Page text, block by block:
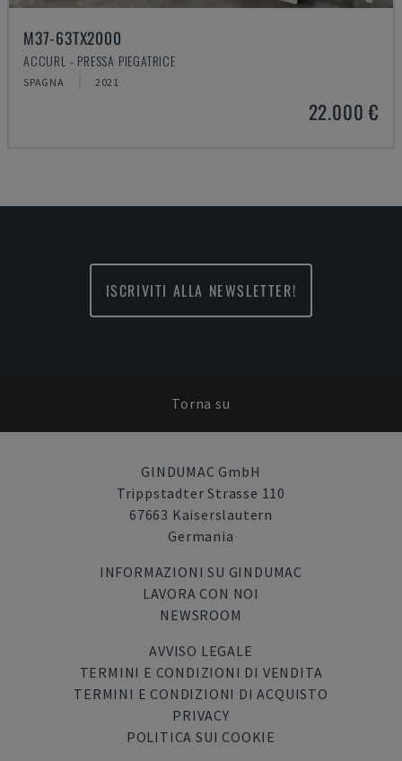
M37-63TX2000
ACCURL - PRESSA PIEGATRICE
SPAGNA 2021
22.000 €
ISCRIVITI ALLA NEWSLETTER!
Torna su
GINDUMAC GmbH
Trippstadter Strasse 110
67663 Kaiserslautern
Germania
INFORMAZIONI SU GINDUMAC
LAVORA CON NOI
NEWSROOM
AVVISO LEGALE
TERMINI E CONDIZIONI DI VENDITA
TERMINI E CONDIZIONI DI ACQUISTO
PRIVACY
POLITICA SUI COOKIE